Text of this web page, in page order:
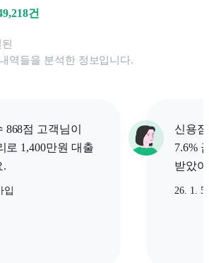
건
역들을 분석한 정보입니다.
868점 고객님이
로 1,400만원 대출
.
입
신용
7.6%
받았
26. 1.